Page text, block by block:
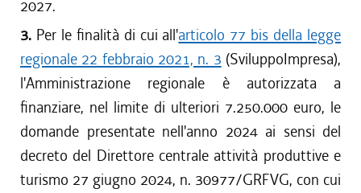
2027.
3. Per le finalità di cui all'articolo 77 bis della legge
regionale 22 febbraio 2021, n. 3 (SviluppoImpresa),
l'Amministrazione regionale è autorizzata a
finanziare, nel limite di ulteriori 7.250.000 euro, le
domande presentate nell'anno 2024 ai sensi del
decreto del Direttore centrale attività produttive e
turismo 27 giugno 2024, n. 30977/GRFVG, con cui